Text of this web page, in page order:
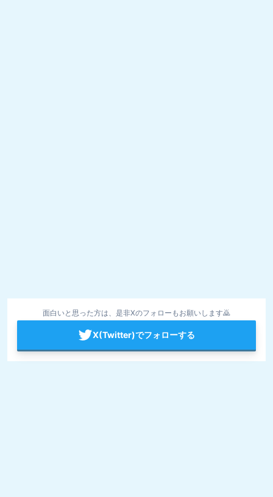
面白いと思った方は、是非Xのフォローもお願いします🙇
X(Twitter)でフォローする